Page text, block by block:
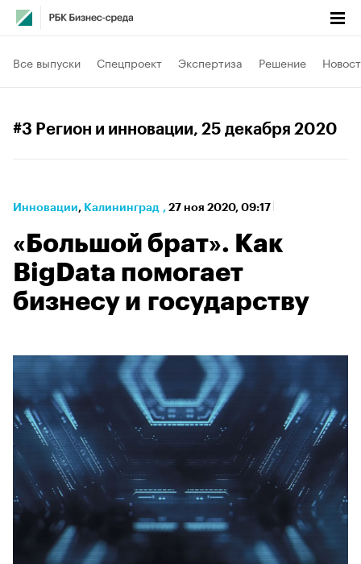
Все выпуски Спецпроект Экспертиза Решение
#3 Регион и инновации, 25 декабря 2020
Инновации⁠, Калининград , 27 ноя 2020, 09:17
«Большой брат». Как
BigData помогает
бизнесу и государству